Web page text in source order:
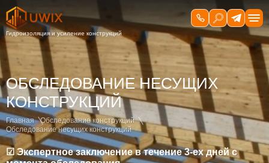
ОБСЛЕДОВАНИЕ НЕСУЩИХ
КОНСТРУКЦИЙ
Главная
Обследование конструкций
Обследование несущих конструкций
☑ Экспертное заключение в течение 3-ех дней с